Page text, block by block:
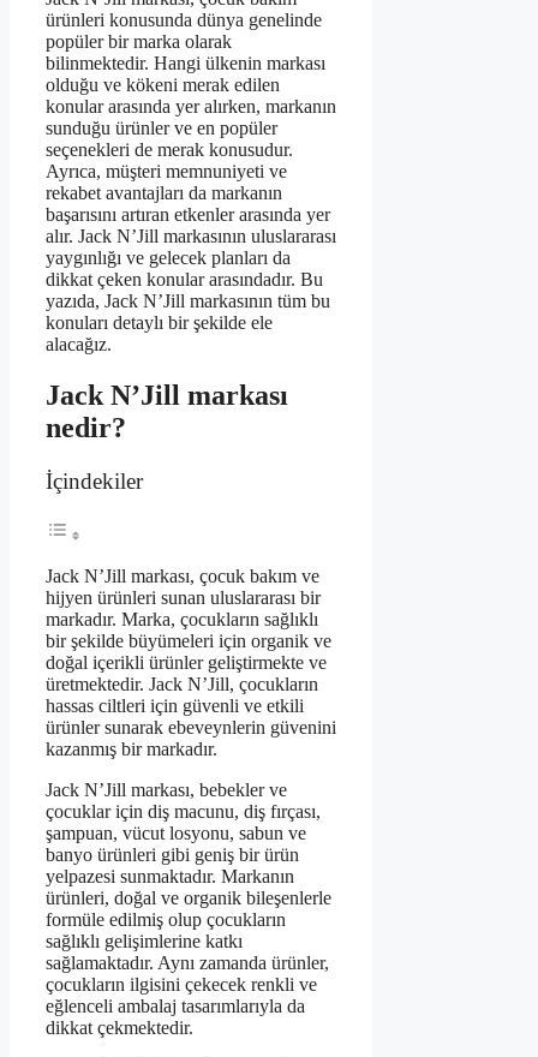
ürünleri konusunda dünya genelinde
popüler bir marka olarak
bilinmektedir. Hangi ülkenin markası
olduğu ve kökeni merak edilen
konular arasında yer alırken, markanın
sunduğu ürünler ve en popüler
seçenekleri de merak konusudur.
Ayrıca, müşteri memnuniyeti ve
rekabet avantajları da markanın
başarısını artıran etkenler arasında yer
alır. Jack N’Jill markasının uluslararası
yaygınlığı ve gelecek planları da
dikkat çeken konular arasındadır. Bu
yazıda, Jack N’Jill markasının tüm bu
konuları detaylı bir şekilde ele
alacağız.
Jack N’Jill markası
nedir?
İçindekiler
Jack N’Jill markası, çocuk bakım ve
hijyen ürünleri sunan uluslararası bir
markadır. Marka, çocukların sağlıklı
bir şekilde büyümeleri için organik ve
doğal içerikli ürünler geliştirmekte ve
üretmektedir. Jack N’Jill, çocukların
hassas ciltleri için güvenli ve etkili
ürünler sunarak ebeveynlerin güvenini
kazanmış bir markadır.
Jack N’Jill markası, bebekler ve
çocuklar için diş macunu, diş fırçası,
şampuan, vücut losyonu, sabun ve
banyo ürünleri gibi geniş bir ürün
yelpazesi sunmaktadır. Markanın
ürünleri, doğal ve organik bileşenlerle
formüle edilmiş olup çocukların
sağlıklı gelişimlerine katkı
sağlamaktadır. Aynı zamanda ürünler,
çocukların ilgisini çekecek renkli ve
eğlenceli ambalaj tasarımlarıyla da
dikkat çekmektedir.